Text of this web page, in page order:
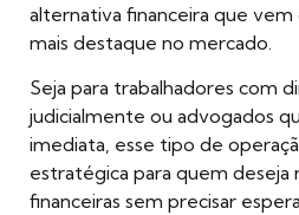
alternativa financeira que vem
mais destaque no mercado.
Seja para trabalhadores com
judicialmente ou advogados
imediata, esse tipo de
estratégica para quem deseja
financeiras sem precisar